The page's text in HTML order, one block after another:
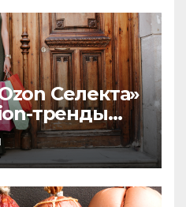
Селекта»
тренды